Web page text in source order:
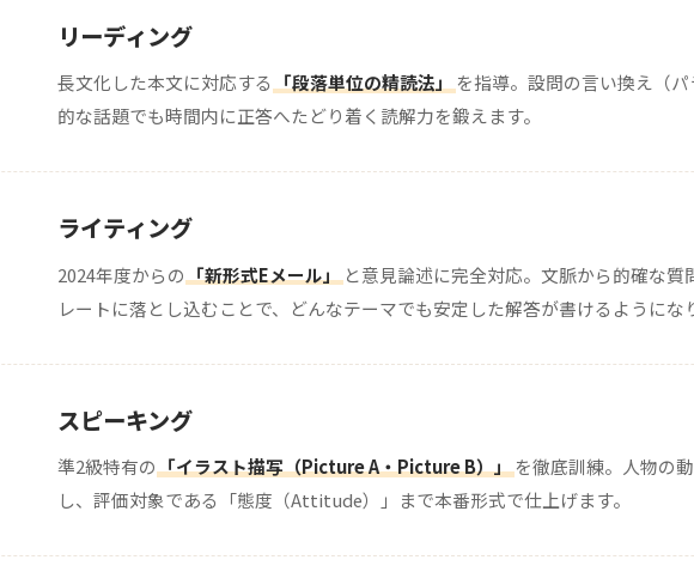
リーディング
長文化した本文に対応する 「段落単位の精読法」
を指導。設問の言い換え（
的な話題でも時間内に正答へたどり着く読解力を鍛えます。
ライティング
2024年度からの「新形式Eメール」と意見論述に完全対応。文脈から的確な
レートに落とし込むことで、どんなテーマでも安定した解答が書けるようにな
スピーキング
準2級特有の「イラスト描写（Picture A・Picture B）」を徹底訓練。人物の
し、評価対象である「態度（Attitude）」まで本番形式で仕上げます。